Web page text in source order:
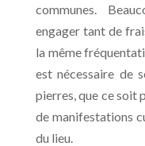
communes.
engager tant de
la même
est nécessaire de
pierres, que ce soit
de manifestations
du lieu.